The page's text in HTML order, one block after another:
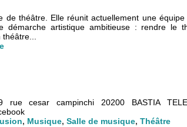
de théâtre. Elle réunit actuellement une
démarche artistique ambitieuse : rendre le
cesar campinchi 20200 BASTIA
, Musique, Salle de musique, Théâtre